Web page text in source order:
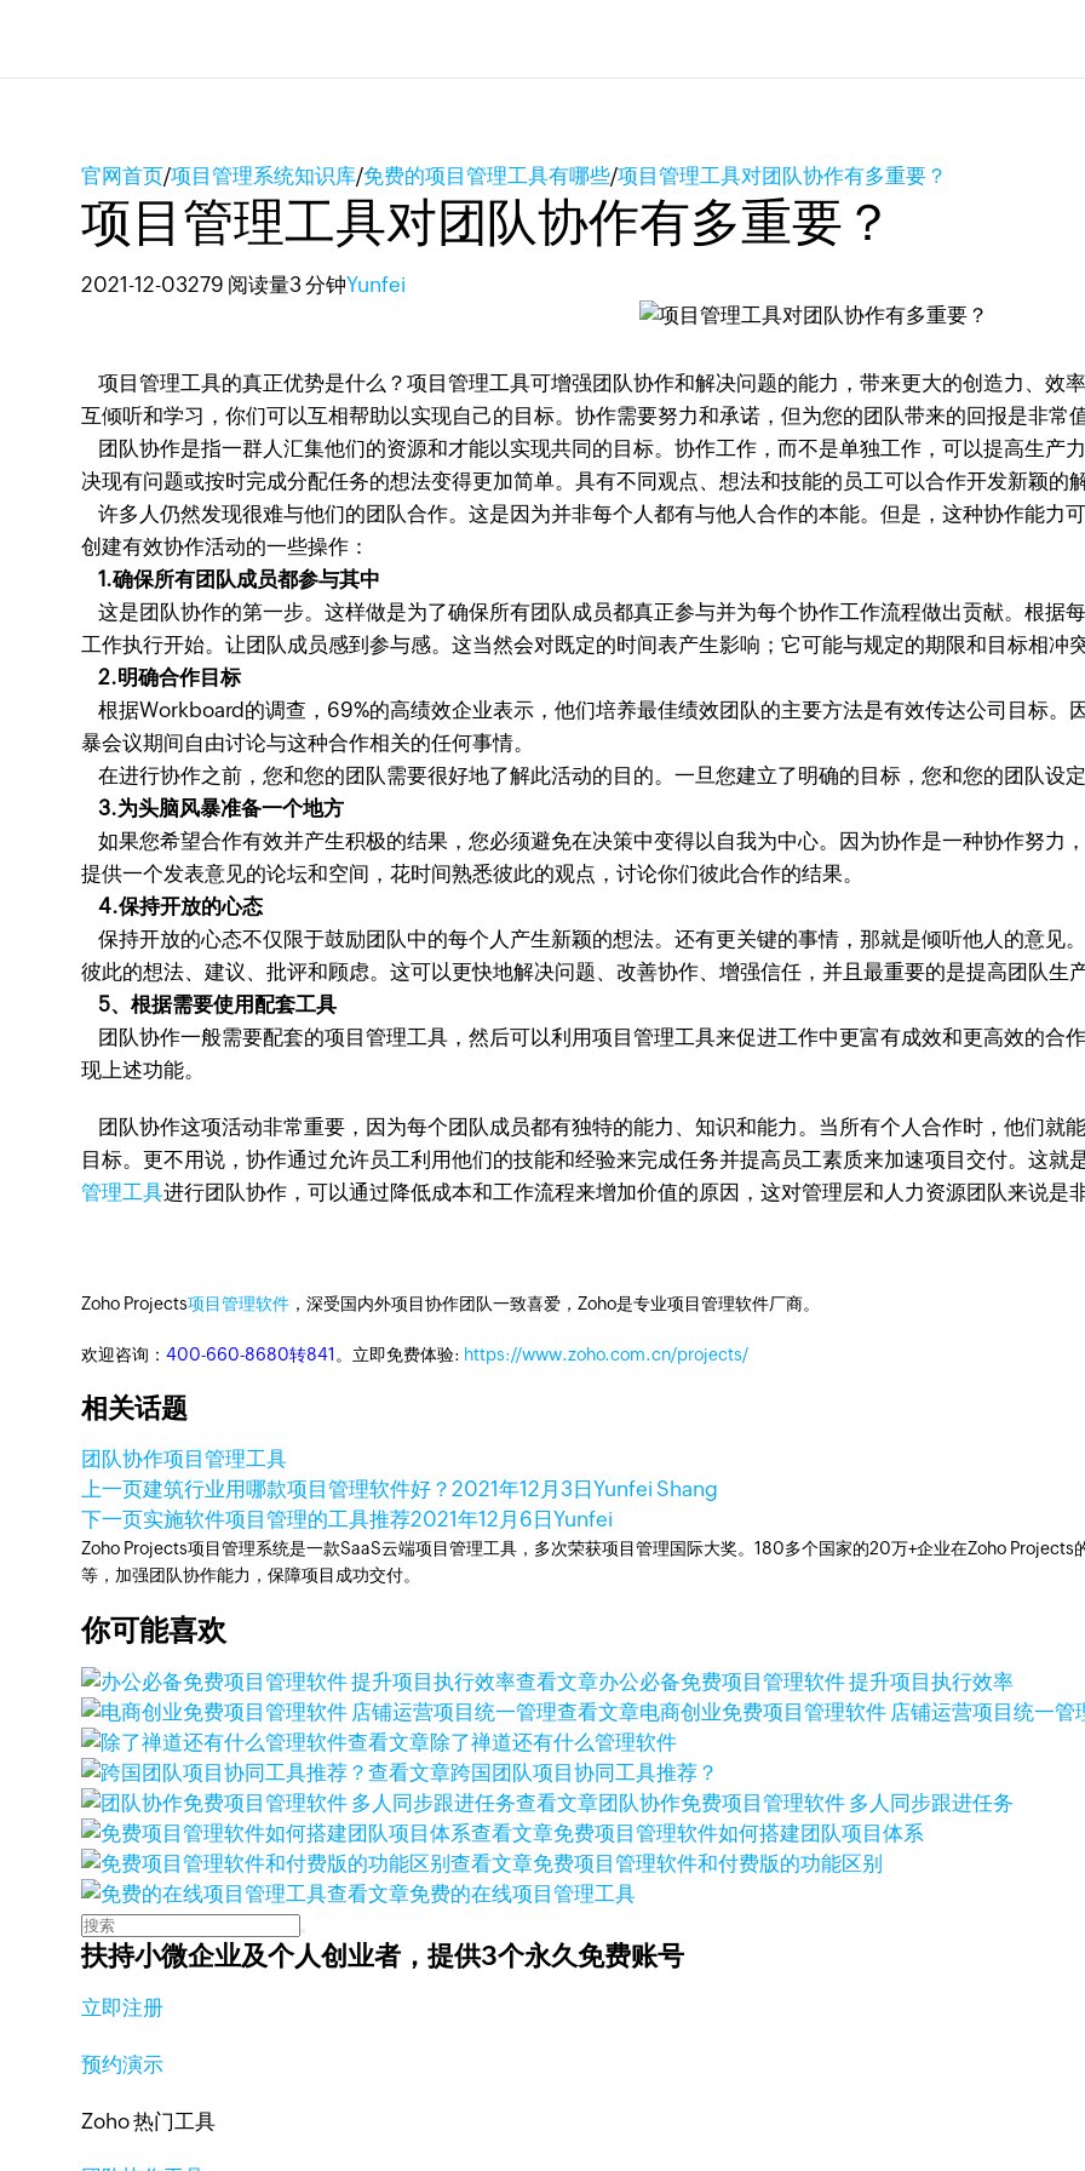
官网首页/项目管理系统知识库/免费的项目管理工具有哪些/项目管理工具对团队协作有多重要？
项目管理工具对团队协作有多重要？
2021-12-03279 阅读量3 分钟Yunfei
项目管理工具的真正优势是什么？项目管理工具可增强团队协作和解决问题的能力，带来更大的创造力、效
互倾听和学习，你们可以互相帮助以实现自己的目标。协作需要努力和承诺，但为您的团队带来的回报是非常
团队协作是指一群人汇集他们的资源和才能以实现共同的目标。协作工作，而不是单独工作，可以提高生产
决现有问题或按时完成分配任务的想法变得更加简单。具有不同观点、想法和技能的员工可以合作开发新颖的
许多人仍然发现很难与他们的团队合作。这是因为并非每个人都有与他人合作的本能。但是，这种协作能力
创建有效协作活动的一些操作：
1.确保所有团队成员都参与其中
这是团队协作的第一步。这样做是为了确保所有团队成员都真正参与并为每个协作工作流程做出贡献。根据
工作执行开始。让团队成员感到参与感。这当然会对既定的时间表产生影响；它可能与规定的期限和目标相冲
2.明确合作目标
根据Workboard的调查，69%的高绩效企业表示，他们培养最佳绩效团队的主要方法是有效传达公司目标。
暴会议期间自由讨论与这种合作相关的任何事情。
在进行协作之前，您和您的团队需要很好地了解此活动的目的。一旦您建立了明确的目标，您和您的团队设
3.为头脑风暴准备一个地方
如果您希望合作有效并产生积极的结果，您必须避免在决策中变得以自我为中心。因为协作是一种协作努力
提供一个发表意见的论坛和空间，花时间熟悉彼此的观点，讨论你们彼此合作的结果。
4.保持开放的心态
保持开放的心态不仅限于鼓励团队中的每个人产生新颖的想法。还有更关键的事情，那就是倾听他人的意见
彼此的想法、建议、批评和顾虑。这可以更快地解决问题、改善协作、增强信任，并且最重要的是提高团队生
5、根据需要使用配套工具
团队协作一般需要配套的项目管理工具，然后可以利用项目管理工具来促进工作中更富有成效和更高效的合
现上述功能。
团队协作这项活动非常重要，因为每个团队成员都有独特的能力、知识和能力。当所有个人合作时，他们就
目标。更不用说，协作通过允许员工利用他们的技能和经验来完成任务并提高员工素质来加速项目交付。这
管理工具进行团队协作，可以通过降低成本和工作流程来增加价值的原因，这对管理层和人力资源团队来说是
Zoho Projects项目管理软件 ，深受国内外项目协作团队一致喜爱，Zoho是专业项目管理软件厂商。
欢迎咨询：400-660-8680转841 。立即免费体验: https://www.zoho.com.cn/projects/
相关话题
团队协作项目管理工具
上一页建筑行业用哪款项目管理软件好？2021年12月3日Yunfei Shang
下一页实施软件项目管理的工具推荐2021年12月6日Yunfei
Zoho Projects项目管理系统是一款SaaS云端项目管理工具，多次荣获项目管理国际大奖。180多个国家的20万+企业在Zoho
等，加强团队协作能力，保障项目成功交付。
你可能喜欢
查看文章办公必备免费项目管理软件 提升项目执行效率
查看文章电商创业免费项目管理软件 店铺运营项目统一管
查看文章除了禅道还有什么管理软件
查看文章跨国团队项目协同工具推荐？
查看文章团队协作免费项目管理软件 多人同步跟进任务
查看文章免费项目管理软件如何搭建团队项目体系
查看文章免费项目管理软件和付费版的功能区别
查看文章免费的在线项目管理工具
扶持小微企业及个人创业者，提供3个永久免费账号
立即注册
预约演示
Zoho 热门工具